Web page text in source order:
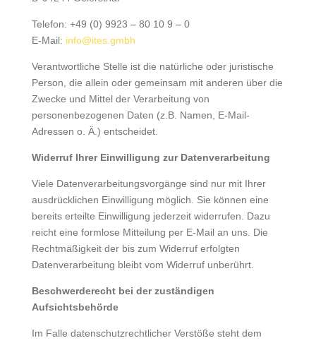
Telefon: +49 (0) 9923 – 80 10 9 – 0
E-Mail: info@ites.gmbh
Verantwortliche Stelle ist die natürliche oder juristische
Person, die allein oder gemeinsam mit anderen über die
Zwecke und Mittel der Verarbeitung von
personenbezogenen Daten (z.B. Namen, E-Mail-
Adressen o. Ä.) entscheidet.
Widerruf Ihrer Einwilligung zur Datenverarbeitung
Viele Datenverarbeitungsvorgänge sind nur mit Ihrer
ausdrücklichen Einwilligung möglich. Sie können eine
bereits erteilte Einwilligung jederzeit widerrufen. Dazu
reicht eine formlose Mitteilung per E-Mail an uns. Die
Rechtmäßigkeit der bis zum Widerruf erfolgten
Datenverarbeitung bleibt vom Widerruf unberührt.
Beschwerderecht bei der zuständigen
Aufsichtsbehörde
Im Falle datenschutzrechtlicher Verstöße steht dem